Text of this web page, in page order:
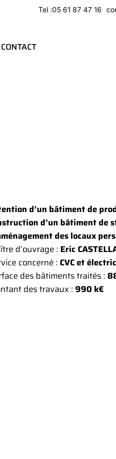
Tel :05 61 87 47 16
CONTACT
d’un bâtiment de
d’un bâtiment de
des locaux
d’ouvrage : Eric
concerné : CVC et
des bâtiments traités :
des travaux :990 k€